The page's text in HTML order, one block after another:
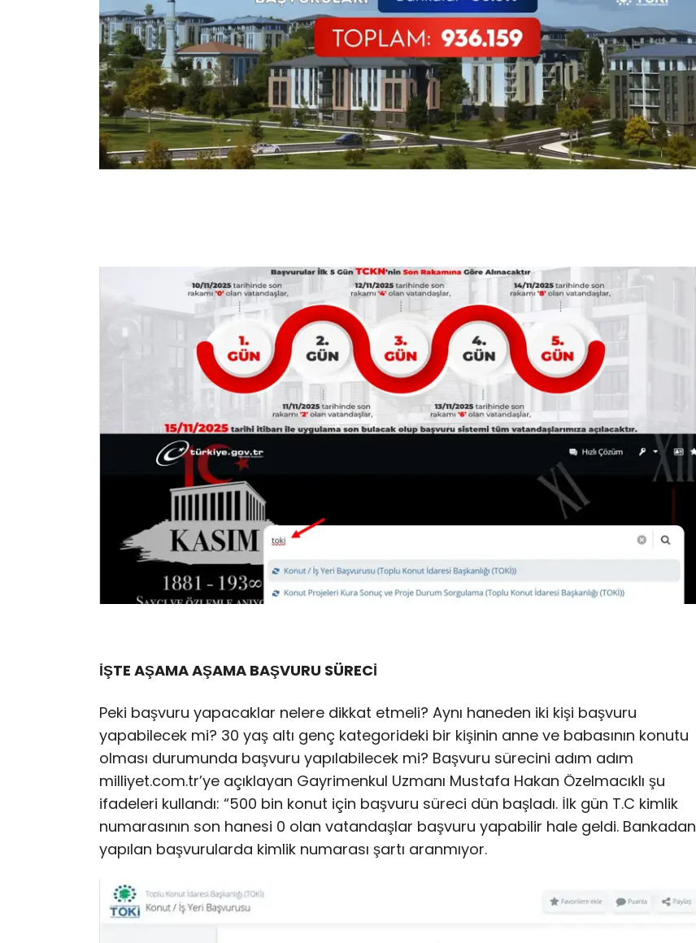
İŞTE AŞAMA AŞAMA BAŞVURU SÜRECİ
Peki başvuru yapacaklar nelere dikkat etmeli? Aynı haneden iki kişi başvuru
yapabilecek mi? 30 yaş altı genç kategorideki bir kişinin anne ve babasının konutu
olması durumunda başvuru yapılabilecek mi? Başvuru sürecini adım adım
milliyet.com.tr’ye açıklayan Gayrimenkul Uzmanı Mustafa Hakan Özelmacıklı şu
ifadeleri kullandı: “500 bin konut için başvuru süreci dün başladı. İlk gün T.C kimlik
numarasının son hanesi 0 olan vatandaşlar başvuru yapabilir hale geldi. Bankadan
yapılan başvurularda kimlik numarası şartı aranmıyor.